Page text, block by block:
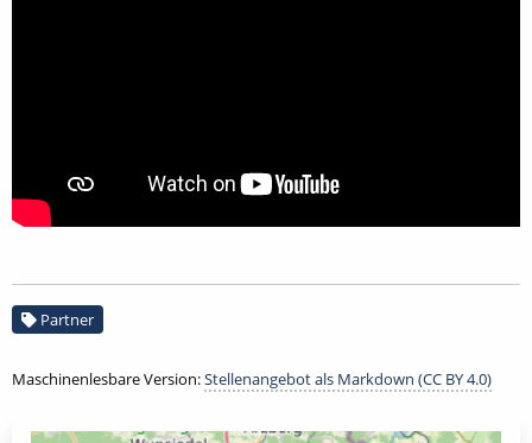
Partner
Maschinenlesbare Version:Stellenangebot als Markdown (CC BY 4.0)